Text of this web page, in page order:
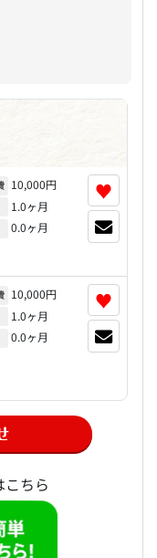
10,000円
1.0ヶ月
0.0ヶ月
♥
10,000円
1.0ヶ月
0.0ヶ月
♥
ちら